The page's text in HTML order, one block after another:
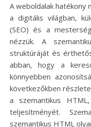
A weboldalak hatékony működése ma már elengedhetetlen
a digitális világban,
(SEO) és a
nézzük. A
struktúráját és
abban, hogy a
könnyebben
következőkben
a szemantikus
teljesítményét.
szemantikus HTML